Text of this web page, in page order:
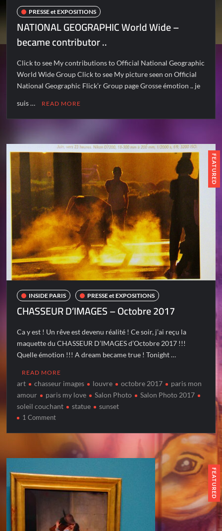
PRESSE et EXPOSITIONS
NATIONAL GEOGRAPHIC World Wide –
became contributor ..
Click to see My contributions to Official National Geographic
World Wide Group Click to see My picture seen on Official
National Geographic Flick’r Group page Grosse émotion .. je
suis … READ MORE
FEATURED
INSIDE PARIS PRESSE et EXPOSITIONS
CHASSEUR D’IMAGES – Octobre 2017
Ca y est ! Un rêve est devenu réalité ! Ce soir, j’ai reçu la
maquette du CHASSEUR D’IMAGES d’Octobre 2017 !!!
Quelle émotion !!! A dream became true ! Tonight …
READ MORE
art chasseur images louvre octobre 2017
paris mon
amour
paris my love Salon Photo
Salon Photo 2017
soleil couchant
statue sunset
1 Commenton
D’IMAGES
–
Octobre
FEATURED